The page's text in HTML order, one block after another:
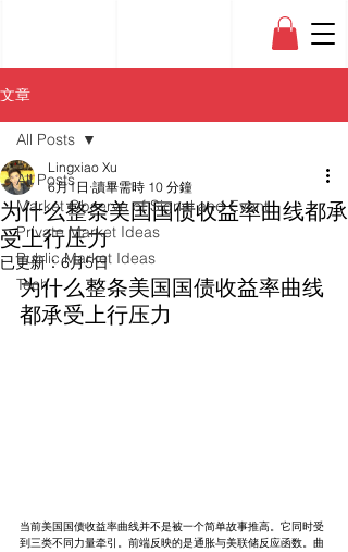
文章
All Posts
Market Observe of Signal and Event
Private Market Ideas
Public Market Ideas
Tech
All Posts
为什么整条美国国债收益率曲线都承
受上行压力
Lingxiao Xu
6月1日 讀畢需時 10 分鐘
已更新：6月5日
为什么整条美国国债收益率曲线
都承受上行压力
当前美国国债收益率曲线并不是被一个简单故事推高。它同时受
到三类不同力量牵引。前端反映的是通胀与美联储反应函数。曲